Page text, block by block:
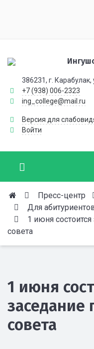
386231, г.
+7 (938) 006-2323
ing_college@mail.ru
Версия для
Войти
Пресс-центр
Для
1 июня
совета
1 июня
заседание
совета